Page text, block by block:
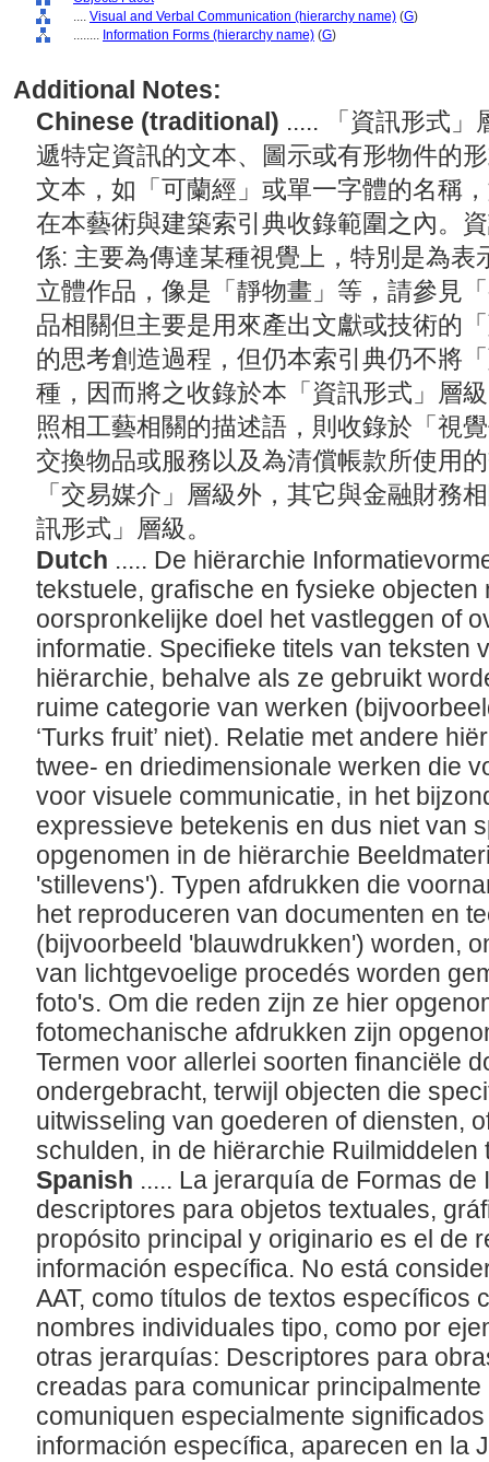
.... Visual and Verbal Communication (hierarchy name) (G)
........ Information Forms (hierarchy name) (G)
Additional Notes:
Chinese (traditional) ..... 「資訊形式」
遞特定資訊的文本、圖示或有形物件的
文本，如「可蘭經」或單一字體的名稱
在本藝術與建築索引典收錄範圍之內。
係: 主要為傳達某種視覺上，特別是為
立體作品，像是「靜物畫」等，請參見
品相關但主要是用來產出文獻或技術的
的思考創造過程，但仍本索引典仍不將
種，因而將之收錄於本「資訊形式」層
照相工藝相關的描述語，則收錄於「視
交換物品或服務以及為清償帳款所使用
「交易媒介」層級外，其它與金融財務
訊形式」層級。
Dutch ..... De hiërarchie
tekstuele, grafische en fysieke objecten
oorspronkelijke doel het vastleggen of
informatie. Specifieke titels van teksten
hiërarchie, behalve als ze gebruikt
ruime categorie van werken
‘Turks fruit’ niet). Relatie met andere
twee- en driedimensionale werken die
voor visuele communicatie, in het
expressieve betekenis en dus niet van
opgenomen in de hiërarchie
'stillevens'). Typen afdrukken die
het reproduceren van documenten en
(bijvoorbeeld 'blauwdrukken') worden,
van lichtgevoelige procedés worden
foto's. Om die reden zijn ze hier
fotomechanische afdrukken zijn
Termen voor allerlei soorten financiële
ondergebracht, terwijl objecten die
uitwisseling van goederen of diensten,
schulden, in de hiërarchie
Spanish ..... La jerarquía de Formas de
descriptores para objetos textuales,
propósito principal y originario es el de
información específica. No está
AAT, como títulos de textos específicos
nombres individuales tipo, como por
otras jerarquías: Descriptores para
creadas para comunicar
comuniquen especialmente
información específica, aparecen en la